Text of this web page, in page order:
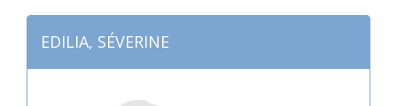
EDILIA, SÉVERINE